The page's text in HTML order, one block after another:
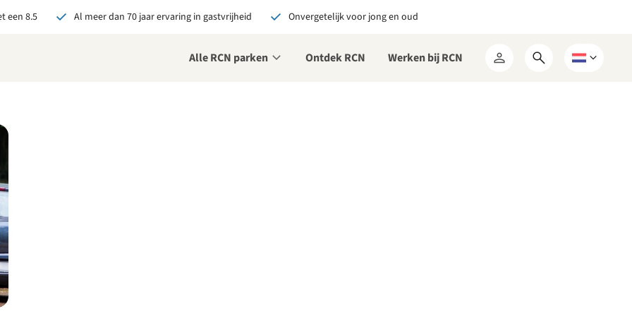
een 8.5 Al meer dan 70 jaar ervaring in gastvrijheid Onvergetelijk voor jong en oud
Alle RCN parken Ontdek RCN Werken bij RCN
Mijn
Open
Kies
bij RCN boekt, krijg je:
Persoonlijk contact
alle voordelen